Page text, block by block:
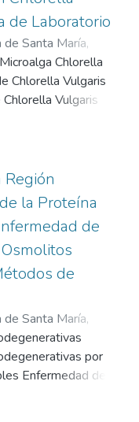
de Laboratorio
Santa María,
Jimenez, Katherin
Hilda Grace
Chlorella
Chlorella Vulgaris
Vulgaris
de Chlorella Vulgaris
Medio
de Rio Seco de
Residuos
y Bioadsorción
con Pulgas
Región
la Proteína
de
de
Santa María,
Ccahuana, Haruna
por
Enfermedad de
Patogenicidad de la